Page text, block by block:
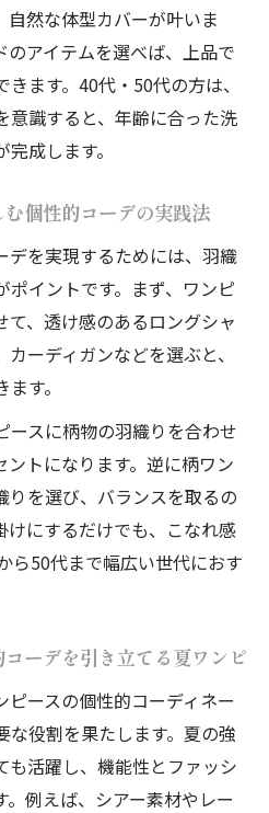
自然な体型カバーが叶いま
のアイテムを選べば、上品で
ます。40代・50代の方は、
意識すると、年齢に合った洗
成します。
個性的コーデの実践法
デを実現するためには、羽織
ポイントです。まず、ワンピ
て、透け感のあるロングシャ
ーディガンなどを選ぶと、
す。
ースに柄物の羽織りを合わせ
ントになります。逆に柄ワン
りを選び、バランスを取るの
けにするだけでも、こなれ感
ら50代まで幅広い世代におす
ーデを引き立てる夏ワンピ
ースの個性的コーディネー
な役割を果たします。夏の強
も活躍し、機能性とファッシ
。例えば、シアー素材やレー